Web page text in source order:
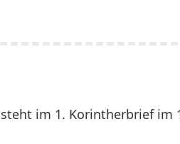
im 1. Korintherbrief im